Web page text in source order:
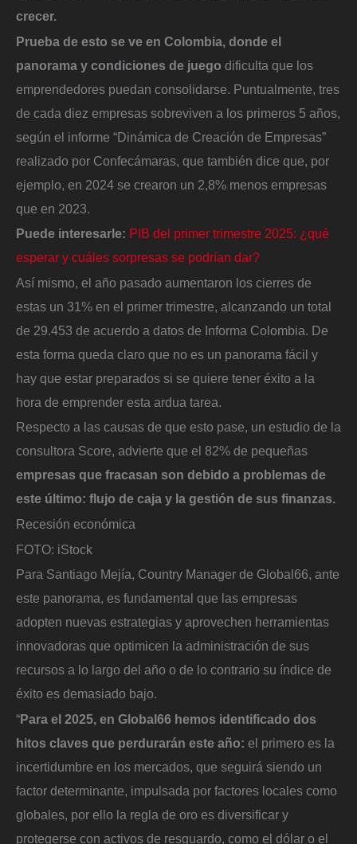
crecer.
Prueba de esto se ve en Colombia, donde el
panorama y condiciones de juego dificulta que los
emprendedores puedan consolidarse. Puntualmente, tres
de cada diez empresas sobreviven a los primeros 5 años,
según el informe “Dinámica de Creación de Empresas”
realizado por Confecámaras, que también dice que, por
ejemplo, en 2024 se crearon un 2,8% menos empresas
que en 2023.
Puede interesarle: PIB del primer trimestre 2025: ¿qué
esperar y cuáles sorpresas se podrían dar?
Así mismo, el año pasado aumentaron los cierres de
estas un 31% en el primer trimestre, alcanzando un total
de 29.453 de acuerdo a datos de Informa Colombia. De
esta forma queda claro que no es un panorama fácil y
hay que estar preparados si se quiere tener éxito a la
hora de emprender esta ardua tarea.
Respecto a las causas de que esto pase, un estudio de la
consultora Score, advierte que el 82% de pequeñas
empresas que fracasan son debido a problemas de
este último: flujo de caja y la gestión de sus finanzas.
Recesión económica
FOTO: iStock
Para Santiago Mejía, Country Manager de Global66, ante
este panorama, es fundamental que las empresas
adopten nuevas estrategias y aprovechen herramientas
innovadoras que optimicen la administración de sus
recursos a lo largo del año o de lo contrario su índice de
éxito es demasiado bajo.
“Para el 2025, en Global66 hemos identificado dos
hitos claves que perdurarán este año: el primero es la
incertidumbre en los mercados, que seguirá siendo un
factor determinante, impulsada por factores locales como
globales, por ello la regla de oro es diversificar y
protegerse con activos de resguardo, como el dólar o el